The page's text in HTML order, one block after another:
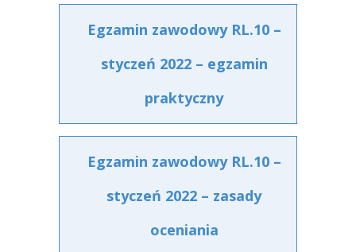
Egzamin zawodowy RL.10 –
styczeń 2022 – egzamin
praktyczny
Egzamin zawodowy RL.10 –
styczeń 2022 – zasady
oceniania